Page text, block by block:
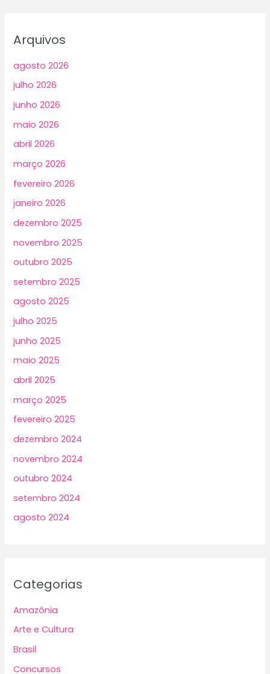
Arquivos
agosto 2026
julho 2026
junho 2026
maio 2026
abril 2026
março 2026
fevereiro 2026
janeiro 2026
dezembro 2025
novembro 2025
outubro 2025
setembro 2025
agosto 2025
julho 2025
junho 2025
maio 2025
abril 2025
março 2025
fevereiro 2025
dezembro 2024
novembro 2024
outubro 2024
setembro 2024
agosto 2024
Categorias
Amazônia
Arte e Cultura
Brasil
Concursos